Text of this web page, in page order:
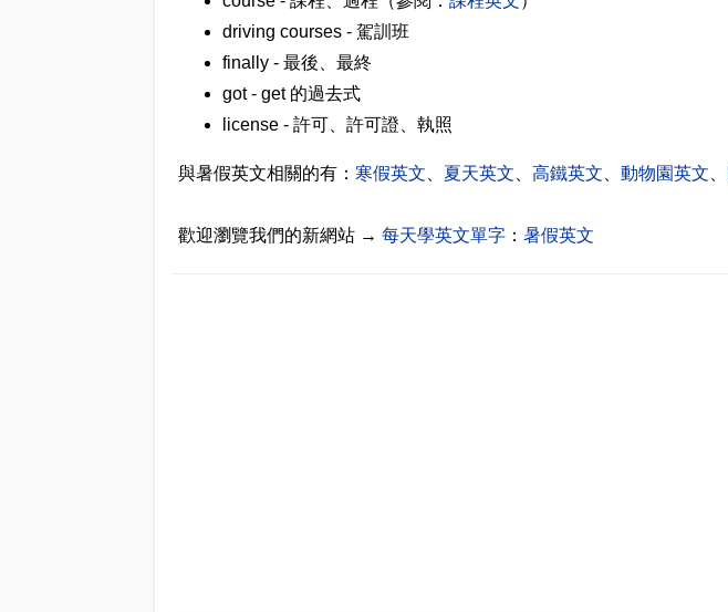
driving courses - 駕訓班
finally - 最後、最終
got - get 的過去式
license - 許可、許可證、執照
與暑假英文相關的有： 寒假英文 夏天英文 高鐵英文 動物園英文
歡迎瀏覽我們的新網站 → 每天學英文單字： 暑假英文